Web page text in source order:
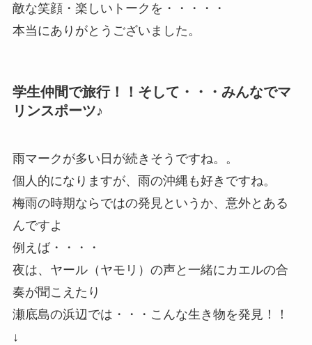
敵な笑顔・楽しいトークを・・・・・
本当にありがとうございました。
学生仲間で旅行！！そして・・・みんなでマ
リンスポーツ♪
雨マークが多い日が続きそうですね。。
個人的になりますが、雨の沖縄も好きですね。
梅雨の時期ならではの発見というか、意外とある
んですよ
例えば・・・・
夜は、ヤール（ヤモリ）の声と一緒にカエルの合
奏が聞こえたり
瀬底島の浜辺では・・・こんな生き物を発見！！
↓